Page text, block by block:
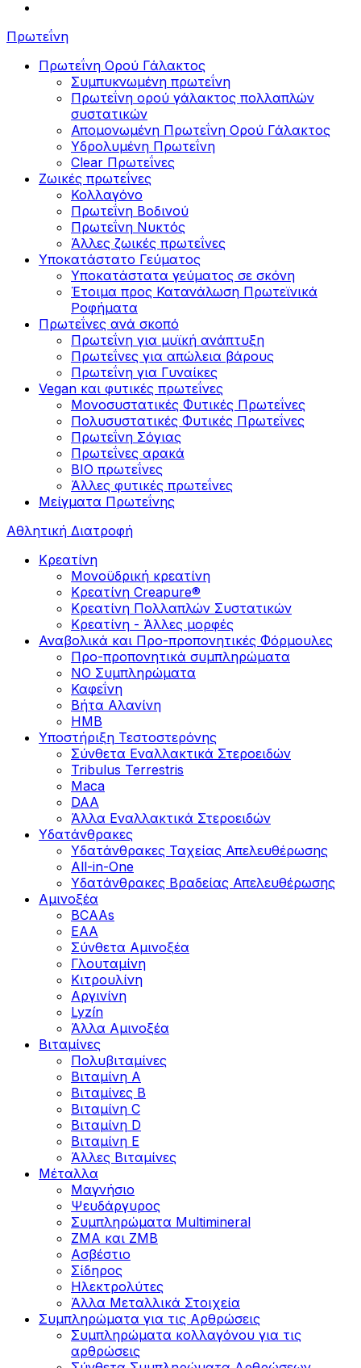
Πρωτεΐνη
Πρωτεΐνη Ορού Γάλακτος
Συμπυκνωμένη πρωτεΐνη
Πρωτεΐνη ορού γάλακτος πολλαπλών
συστατικών
Απομονωμένη Πρωτεΐνη Ορού Γάλακτος
Υδρολυμένη Πρωτεΐνη
Clear Πρωτεΐνες
Ζωικές πρωτεΐνες
Κολλαγόνο
Πρωτεΐνη Βοδινού
Πρωτεΐνη Νυκτός
Άλλες ζωικές πρωτεΐνες
Υποκατάστατο Γεύματος
Υποκατάστατα γεύματος σε σκόνη
Έτοιμα προς Κατανάλωση Πρωτεϊνικά
Ροφήματα
Πρωτεΐνες ανά σκοπό
Πρωτεΐνη για μυϊκή ανάπτυξη
Πρωτεΐνες για απώλεια βάρους
Πρωτεΐνη για Γυναίκες
Vegan και φυτικές πρωτεΐνες
Μονοσυστατικές Φυτικές Πρωτεΐνες
Πολυσυστατικές Φυτικές Πρωτεΐνες
Πρωτεΐνη Σόγιας
Πρωτεΐνες αρακά
ΒIO πρωτεΐνες
Άλλες φυτικές πρωτεΐνες
Μείγματα Πρωτεΐνης
Αθλητική Διατροφή
Κρεατίνη
Μονοϋδρική κρεατίνη
Κρεατίνη Creapure®
Κρεατίνη Πολλαπλών Συστατικών
Κρεατίνη - Άλλες μορφές
Αναβολικά και Προ-προπονητικές Φόρμουλες
Προ-προπονητικά συμπληρώματα
ΝΟ Συμπληρώματα
Καφεΐνη
Βήτα Αλανίνη
HMB
Υποστήριξη Τεστοστερόνης
Σύνθετα Εναλλακτικά Στεροειδών
Tribulus Terrestris
Maca
DAA
Άλλα Εναλλακτικά Στεροειδών
Υδατάνθρακες
Υδατάνθρακες Ταχείας Απελευθέρωσης
All-in-One
Υδατάνθρακες Βραδείας Απελευθέρωσης
Αμινοξέα
BCAAs
EAA
Σύνθετα Αμινοξέα
Γλουταμίνη
Κιτρουλίνη
Αργινίνη
Lyzín
Άλλα Αμινοξέα
Βιταμίνες
Πολυβιταμίνες
Βιταμίνη Α
Βιταμίνες Β
Βιταμίνη C
Βιταμίνη D
Βιταμίνη Ε
Άλλες Βιταμίνες
Μέταλλα
Μαγνήσιο
Ψευδάργυρος
Συμπληρώματα Multimineral
ZMA και ZMB
Ασβέστιο
Σίδηρος
Ηλεκτρολύτες
Άλλα Mεταλλικά Στοιχεία
Συμπληρώματα για τις Αρθρώσεις
Συμπληρώματα κολλαγόνου για τις
αρθρώσεις